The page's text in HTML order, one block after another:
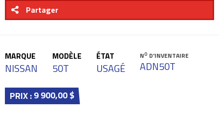
Partager
MARQUE
NISSAN
MODÈLE
50T
ÉTAT
USAGÉ
NO D'INVENTAIRE
ADN50T
PRIX :9 900,00 $